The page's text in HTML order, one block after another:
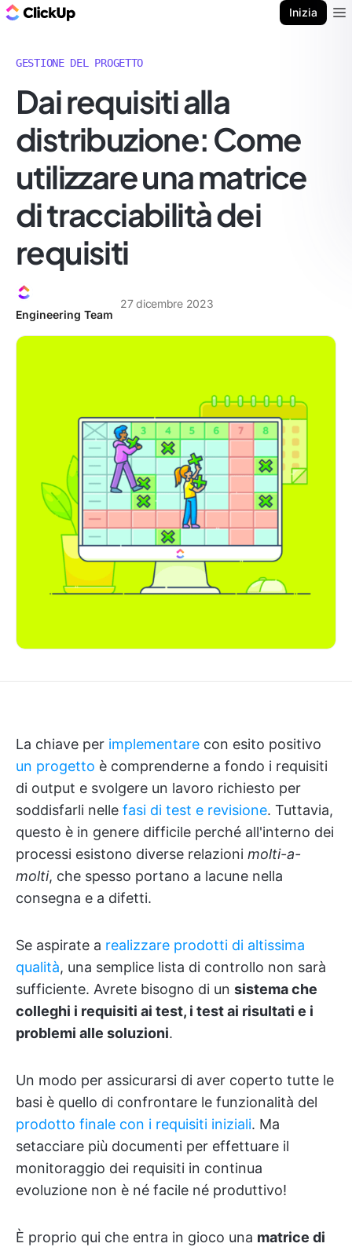
Inizia
GESTIONE DEL PROGETTO
Dai requisiti alla
distribuzione: Come
utilizzare una matrice
di tracciabilità dei
requisiti
Engineering Team
27 dicembre 2023
La chiave per implementare con esito positivo
un progetto è comprenderne a fondo i requisiti
di output e svolgere un lavoro richiesto per
soddisfarli nelle fasi di test e revisione. Tuttavia,
questo è in genere difficile perché all'interno dei
processi esistono diverse relazioni molti-a-
molti, che spesso portano a lacune nella
consegna e a difetti.
Se aspirate a realizzare prodotti di altissima
qualità, una semplice lista di controllo non sarà
sufficiente. Avrete bisogno di un sistema che
colleghi i requisiti ai test, i test ai risultati e i
problemi alle soluzioni.
Un modo per assicurarsi di aver coperto tutte le
basi è quello di confrontare le funzionalità del
prodotto finale con i requisiti iniziali. Ma
setacciare più documenti per effettuare il
monitoraggio dei requisiti in continua
evoluzione non è né facile né produttivo!
È proprio qui che entra in gioco una matrice di